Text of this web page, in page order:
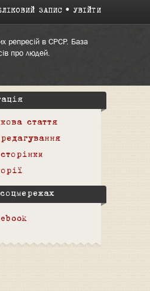
ЗАПИС УВІЙТИ
репресій в СРСР. База
про людей.
стаття